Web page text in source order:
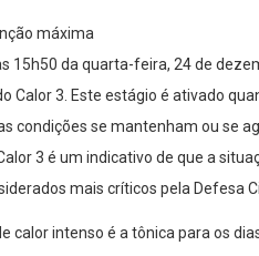
máxima
15h50 da quarta-feira, 24 de
Calor 3. Este estágio é ativado
condições se mantenham ou se
3 é um indicativo de que a
mais críticos pela Defesa
calor intenso é a tônica para os